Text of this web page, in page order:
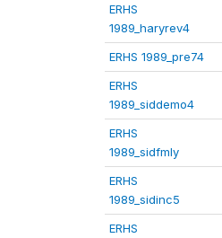
ERHS
1989_haryrev4
ERHS 1989_pre74
ERHS
1989_siddemo4
ERHS
1989_sidfmly
ERHS
1989_sidinc5
ERHS